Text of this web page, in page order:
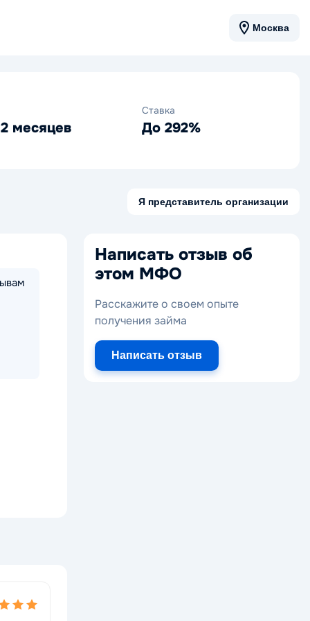
Москва
месяцев
Ставка
До 292%
Я представитель организации
Написать отзыв об
этом МФО
Расскажите о своем опыте
получения займа
Написать отзыв